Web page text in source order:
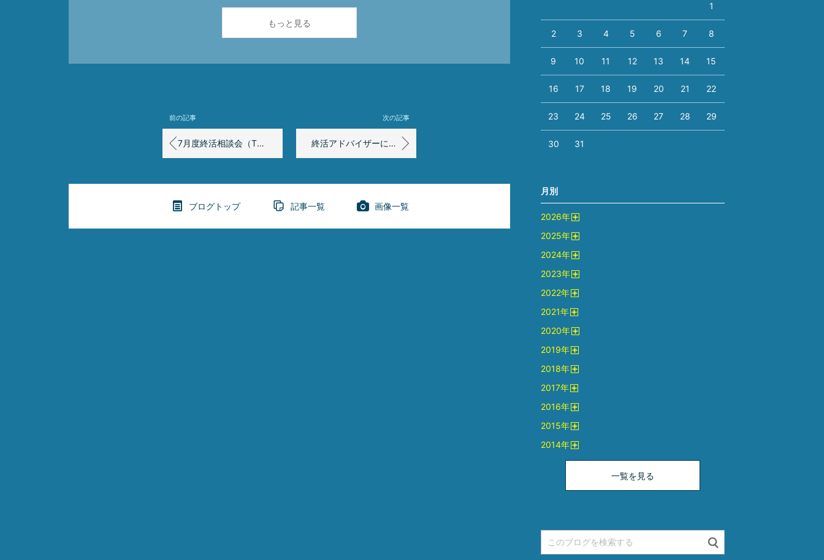
もっと見る
前の記事
7月度終活相談会（TSUTAYA中央店 ）のご案内
次の記事
終活アドバイザーになりませんか?
ブログトップ 記事一覧 画像一覧
1
2 3 4 5 6 7 8
9 10 11 12 13 14 15
16 17 18 19 20 21 22
23 24 25 26 27 28 29
30 31
月別
2026年
2025年
2024年
2023年
2022年
2021年
2020年
2019年
2018年
2017年
2016年
2015年
2014年
一覧を見る